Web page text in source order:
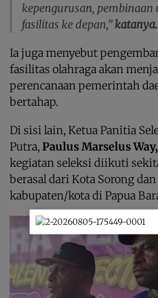
kepengurusan,
fasilitas ke depan,”katanya.
Ia juga menyebut
fasilitas olahraga akan
perencanaan pemerintah
bertahap.
Di sisi lain, Ketua Panitia
Putra,Paulus Marselus Way,
kegiatan seleksi diikuti
berasal dari Kota Sorong
kabupaten/kota di Papua